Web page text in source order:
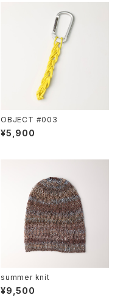
OBJECT #003
¥5,900
summer knit
¥9,500